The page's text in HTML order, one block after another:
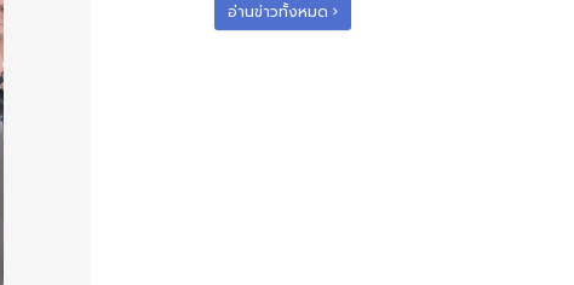
อ่านข่าวทั้งหมด